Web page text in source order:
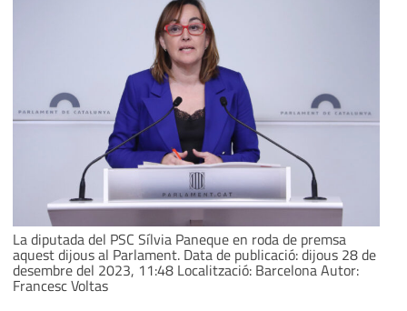
La diputada del PSC Sílvia Paneque en roda de premsa
aquest dijous al Parlament. Data de publicació: dijous 28 de
desembre del 2023, 11:48 Localització: Barcelona Autor:
Francesc Voltas